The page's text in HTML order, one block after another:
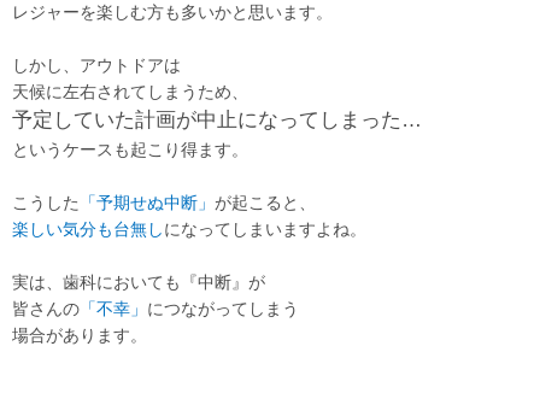
レジャーを楽しむ方も多いかと思います。
しかし、アウトドアは
天候に左右されてしまうため、
予定していた計画が中止になってしまった…
というケースも起こり得ます。
こうした 「予期せぬ中断」 が起こると、
楽しい気分も台無しになってしまいますよね。
実は、歯科においても 『中断』 が
皆さんの 「不幸」 につながってしまう
場合があります。